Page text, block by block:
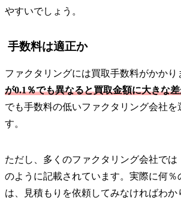
やすいでしょう。
手数料は適正か
ファクタリングには買取手数料がかかり
が0.1％でも異なると買取金額に大きな
でも手数料の低いファクタリング会社
す。
ただし、多くのファクタリング会社では
のように記載されています。実際に何％
は、見積もりを依頼してみなければわか